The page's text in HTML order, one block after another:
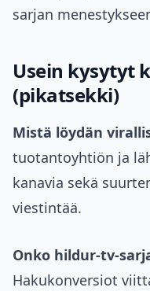
sarjan
Usein kysytyt
(pikatsekki)
Mistä löydän
tuotantoyhtiön ja
kanavia sekä
viestintää.
Onko hildur-tv-
Hakukonversiot